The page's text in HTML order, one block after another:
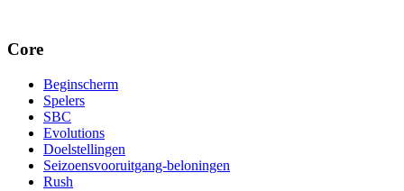
Core
Beginscherm
Spelers
SBC
Evolutions
Doelstellingen
Seizoensvooruitgang-beloningen
Rush